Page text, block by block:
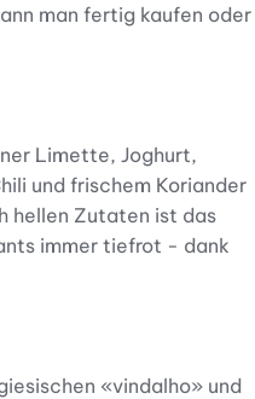
man fertig kaufen oder
Limette, Joghurt,
und frischem Koriander
hellen Zutaten ist das
immer tiefrot - dank
«vindalho» und